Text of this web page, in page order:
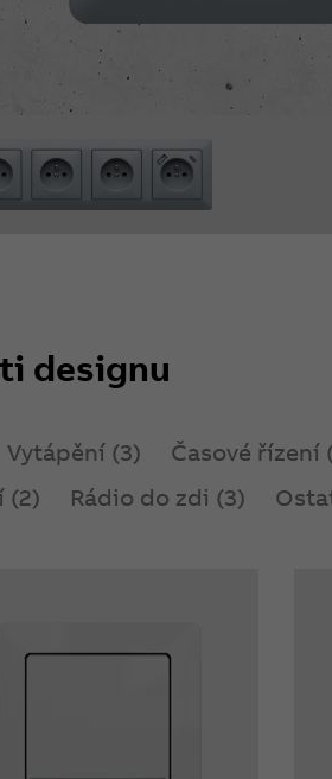
designu
Vytápění (3) Časové řízení
(2) Rádio do zdi (3)